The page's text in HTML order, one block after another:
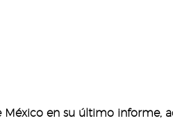
en su último informe,